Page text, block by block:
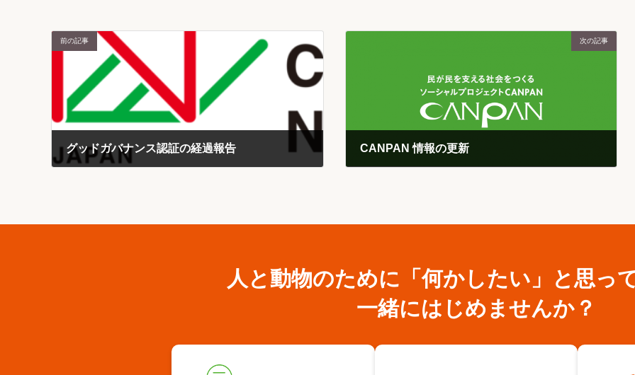
前の記事
グッドガバナンス認証の経過報告
次の記事
CANPAN 情報の更新
人と動物のために 「何かしたい」と思っ
一緒にはじめませんか？